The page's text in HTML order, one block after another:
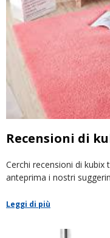
Recensioni di
Cerchi recensioni di
anteprima i nostri
Leggi di più